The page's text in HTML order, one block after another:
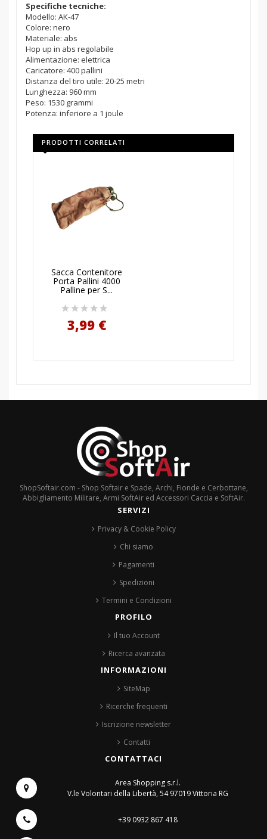
Specifiche tecniche:
Modello: AK-47
Colore: nero
Materiale: abs
Hop up in abs regolabile
Alimentazione: elettrica
Caricatore: 400 pallini
Distanza del tiro utile: 20-25 metri
Lunghezza: 960 mm
Peso: 1530 grammi
Potenza: inferiore a 1 joule
PRODOTTI CORRELATI
CARRELLO
Sacca Contenitore
Porta Pallini 4000
Palline per S...
3,99 €
ShopSoftair.com - Shop Softair e Spade, Archi, Fionde e Cerbottane,
Abbigliamento Militare, Armi SoftAir ed Accessori Caccia e SoftAir.
SERVIZI
Privacy & Cookie Policy
Chi siamo
Pagamenti
Spedizioni
Termini e Condizioni
PROFILO
Il tuo Account
Ricerca avanzata
INFORMAZIONI
SiteMap
Ricerche frequenti
Iscrizione newsletter
Contatti
CONTATTACI
Area Shopping s.r.l.
V.le Volontari della Libertà, 5497019 Vittoria RG
+39 0932 867 418